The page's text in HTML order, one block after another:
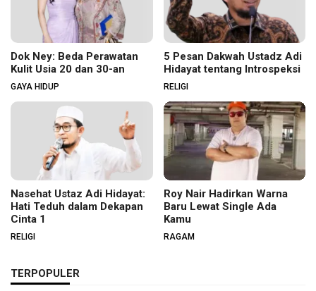
Dok Ney: Beda Perawatan
Kulit Usia 20 dan 30-an
GAYA HIDUP
5 Pesan Dakwah Ustadz Adi
Hidayat tentang Introspeksi
RELIGI
Nasehat Ustaz Adi Hidayat:
Hati Teduh dalam Dekapan
Cinta 1
RELIGI
Roy Nair Hadirkan Warna
Baru Lewat Single Ada
Kamu
RAGAM
TERPOPULER